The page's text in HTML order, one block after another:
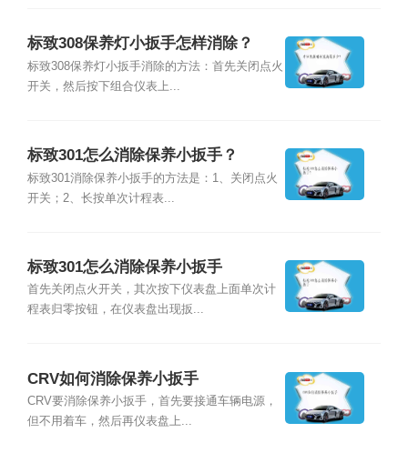
标致308保养灯小扳手怎样消除？
标致308保养灯小扳手消除的方法：首先关闭点火
开关，然后按下组合仪表上...
标致301怎么消除保养小扳手？
标致301消除保养小扳手的方法是：1、关闭点火
开关；2、长按单次计程表...
标致301怎么消除保养小扳手
首先关闭点火开关，其次按下仪表盘上面单次计
程表归零按钮，在仪表盘出现扳...
CRV如何消除保养小扳手
CRV要消除保养小扳手，首先要接通车辆电源，
但不用着车，然后再仪表盘上...